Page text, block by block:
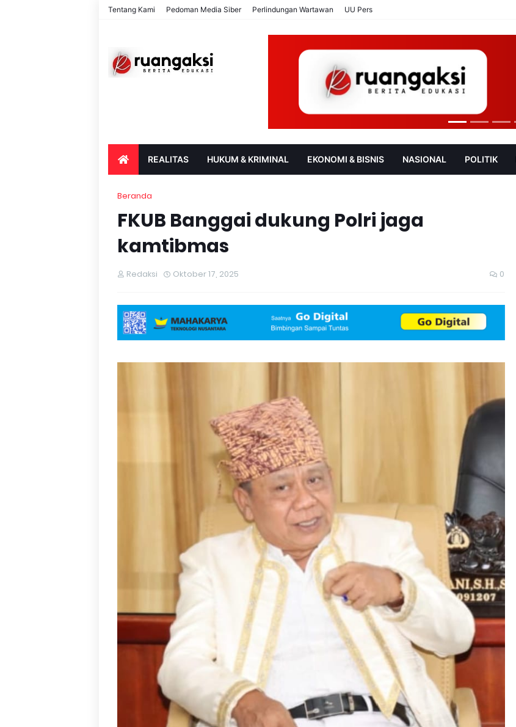
Tentang Kami Pedoman Media Siber Perlindungan Wartawan UU Pers
REALITAS HUKUM & KRIMINAL EKONOMI & BISNIS NASIONAL POLITIK
Beranda
FKUB Banggai dukung Polri jaga
kamtibmas
Redaksi Oktober 17, 2025 0